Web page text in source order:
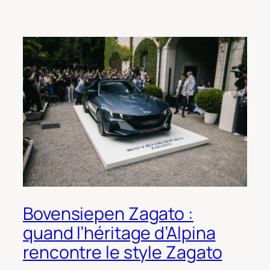
Bovensiepen Zagato :
quand l’héritage d’Alpina
rencontre le style Zagato